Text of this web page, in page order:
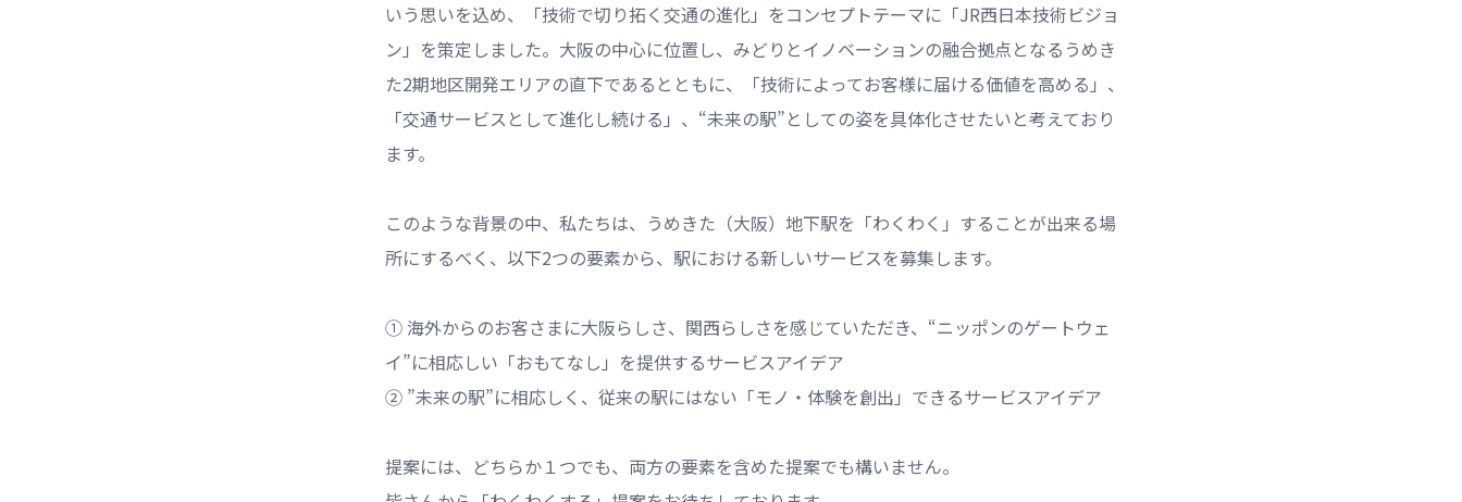
いう思いを込め、「技術で切り拓く交通の進化」をコンセプトテーマに「JR西日本技術ビジョ
ン」を策定しました。大阪の中心に位置し、みどりとイノベーションの融合拠点となるうめき
た2期地区開発エリアの直下であるとともに、「技術によってお客様に届ける価値を高める」、
「交通サービスとして進化し続ける」、“未来の駅”としての姿を具体化させたいと考えており
ます。
このような背景の中、私たちは、うめきた（大阪）地下駅を「わくわく」することが出来る場
所にするべく、以下2つの要素から、駅における新しいサービスを募集します。
① 海外からのお客さまに大阪らしさ、関西らしさを感じていただき、“ニッポンのゲートウェ
イ”に相応しい「おもてなし」を提供するサービスアイデア
② ”未来の駅”に相応しく、従来の駅にはない「モノ・体験を創出」できるサービスアイデア
提案には、どちらか１つでも、両方の要素を含めた提案でも構いません。